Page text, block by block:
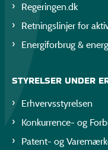
Regeringen.dk
Retningslinjer for
Energiforbrug &
STYRELSER UNDER
Erhvervsstyrelsen
Konkurrence- og
Patent- og